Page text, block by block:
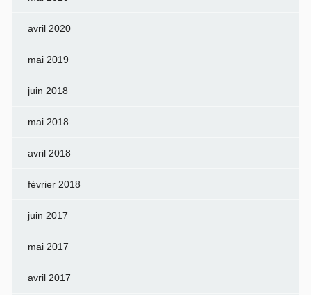
avril 2020
mai 2019
juin 2018
mai 2018
avril 2018
février 2018
juin 2017
mai 2017
avril 2017